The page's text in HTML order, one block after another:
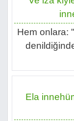
Hem onlara:
Ela